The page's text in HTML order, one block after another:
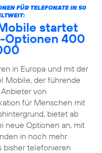
FÜR TELEFONATE IN 50
startet
Optionen 400
in Europa und mit der
Mobile, der führende
von
für Menschen mit
bietet ab
neue Optionen an, mit
in noch mehr
bisher telefonieren